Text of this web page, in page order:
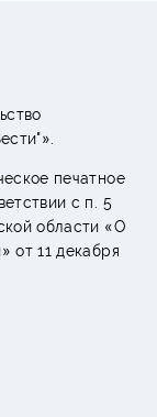
печатное
с п. 5
области «О
от 11 декабря